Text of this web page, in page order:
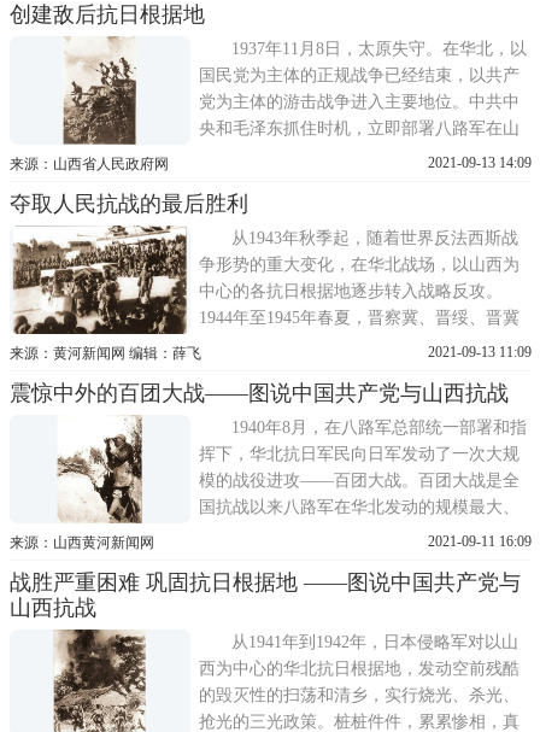
太原火车站进入城区的便捷通道，沿线街道
快速成为了商业市场和繁华地段，整个太原
的交通重心也从原本位于
创建敌后抗日根据地
1937年11月8日，太原失守。在华北，以
国民党为主体的正规战争已经结束，以共产
党为主体的游击战争进入主要地位。中共中
央和毛泽东抓住时机，立即部署八路军在山
西的敌后分兵，迅速实施战略展开。山西党
山、太行山、吕梁山为依托，创建了晋察
冀、晋西北、晋冀豫、晋西南抗日根据地，
奠定了中国共产党坚持华北抗战
来源：山西省人民政府网 2021-09-13 14:09
夺取人民抗战的最后胜利
从1943年秋季起，随着世界反法西斯战
争形势的重大变化，在华北战场，以山西为
中心的各抗日根据地逐步转入战略反攻。
1944年至1945年春夏，晋察冀、晋绥、晋冀
鲁豫抗日根据地军民在中国共产党的领导下
点，收复部分县城，歼灭大量日、伪军，对
日军占领的点、线包围得越来越紧，为转入
全面反攻创造了重要条件。
来源：黄河新闻网 编辑：薛飞 2021-09-13 11:09
震惊中外的百团大战——图说中国共产党与山西抗战
1940年8月，在八路军总部统一部署和指
挥下，华北抗日军民向日军发动了一次大规
模的战役进攻——百团大战。百团大战是全
国抗战以来八路军在华北发动的规模最大、
持续时间最长的一次带战略性进攻的战役，
烈，载入了伟大抗日战争的光辉史册。八路
国出现了空前的投降危险
来源：山西黄河新闻网 2021-09-11 16:09
战胜严重困难 巩固抗日根据地 ——图说中国共产党与
山西抗战
从1941年到1942年，日本侵略军对以山
西为中心的华北抗日根据地，发动空前残酷
的毁灭性的扫荡和清乡，实行烧光、杀光、
抢光的三光政策。桩桩件件，累累惨相，真